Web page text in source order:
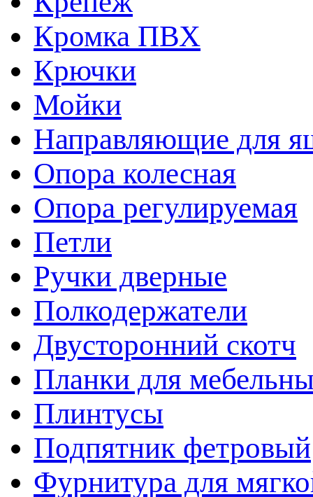
Кромка ПВХ
Крючки
Мойки
Направляющие для
Опора колесная
Опора регулируемая
Петли
Ручки дверные
Полкодержатели
Двусторонний скотч
Планки для
Плинтусы
Подпятник фетровый
Фурнитура для